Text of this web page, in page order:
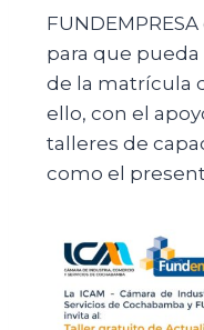
para que pueda
de la matrícula
ello, con el
talleres de
como el